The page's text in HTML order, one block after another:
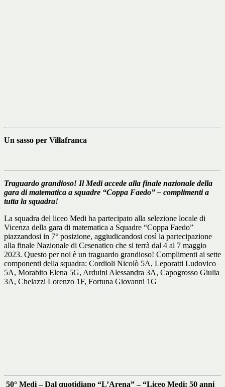
Un sasso per Villafranca
Traguardo grandioso! Il Medi accede alla finale nazionale della
gara di matematica a squadre “Coppa Faedo” – complimenti a
tutta la squadra!
La squadra del liceo Medi ha partecipato alla selezione locale di
Vicenza della gara di matematica a Squadre “Coppa Faedo”
piazzandosi in 7° posizione, aggiudicandosi così la partecipazione
alla finale Nazionale di Cesenatico che si terrà dal 4 al 7 maggio
2023. Questo per noi è un traguardo grandioso! Complimenti ai sette
componenti della squadra: Cordioli Nicolò 5A, Leporatti Ludovico
5A, Morabito Elena 5G, Arduini Alessandra 3A, Capogrosso Giulia
3A, Chelazzi Lorenzo 1F, Fortuna Giovanni 1G
50° Medi – Dal quotidiano “L’Arena” – “Liceo Medi: 50 anni